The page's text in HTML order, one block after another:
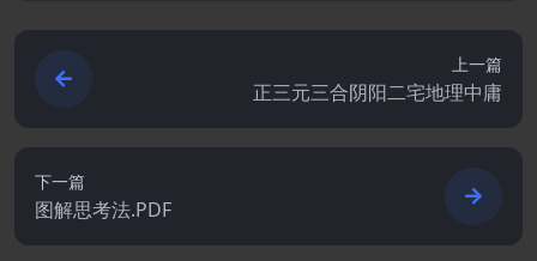
上一篇
正三元三合阴阳二宅地理中庸
下一篇
图解思考法.PDF